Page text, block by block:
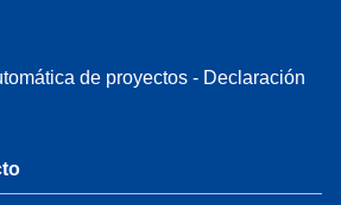
de proyectos - Declaración